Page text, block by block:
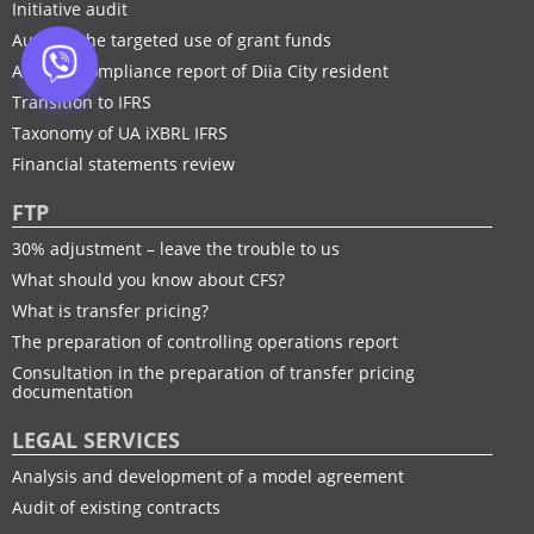
Initiative audit
Audit of the targeted use of grant funds
Audit of compliance report of Diia City resident
Transition to IFRS
Taxonomy of UA іXBRL IFRS
Financial statements review
FTP
30% adjustment – leave the trouble to us
What should you know about CFS?
What is transfer pricing?
The preparation of controlling operations report
Consultation in the preparation of transfer pricing
documentation
LEGAL SERVICES
Analysis and development of a model agreement
Audit of existing contracts